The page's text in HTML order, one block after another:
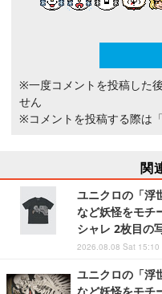
※一度コメントを投稿した
せん
※コメントを投稿する際は
関
ユニクロの「浮
など妖怪をモチ
シャレ 2枚目の
2026.08.08 Sat 15:10
ユニクロの「浮